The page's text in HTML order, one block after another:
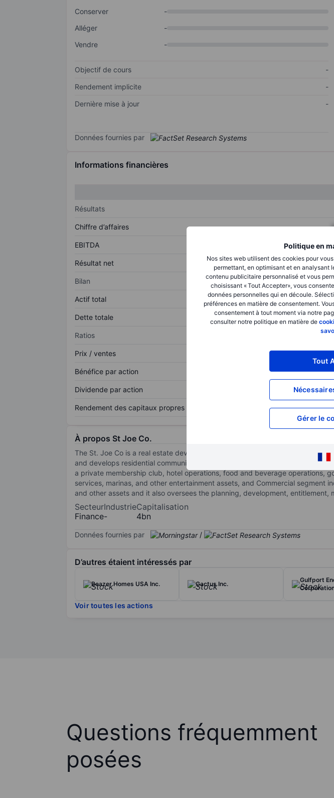
Politique en
Nos sites web utilisent des cookies pour
permettant, en optimisant et en analysant
contenu publicitaire personnalisé et vous
choisissant « Tout Accepter», vous
données personnelles qui en découle.
préférences en matière de consentement.
consentement à tout moment via notre
consulter notre politique en matière de
Tout
Gérer le
Conserver
-
Alléger
-
Vendre
-
Objectif de cours
-
Rendement implicite
-
Dernière mise à jour
-
Données fournies par
Informations financières
Résultats
Chiffre d’affaires
EBITDA
Résultat net
Bilan
Actif total
Dette totale
Ratios
Prix / ventes
Bénéfice par action
Dividende par action
Rendement des capitaux propres
À propos St Joe Co.
The St. Joe Co is a real estate development, asset management, and
and develops residential communities and sells homesites to homebuilders
a private membership club, hotel operations, food and beverage operations,
services, marinas, and other entertainment assets, and Commercial
and other assets and it also oversees the planning, development,
Secteur
Finance
Industrie
-
Capitalisation
4bn
Données fournies par /
D’autres étaient intéressés par
Beazer Homes USA Inc. Cactus Inc.
Gulfport
Voir toutes les actions
Questions fréquemment
posées